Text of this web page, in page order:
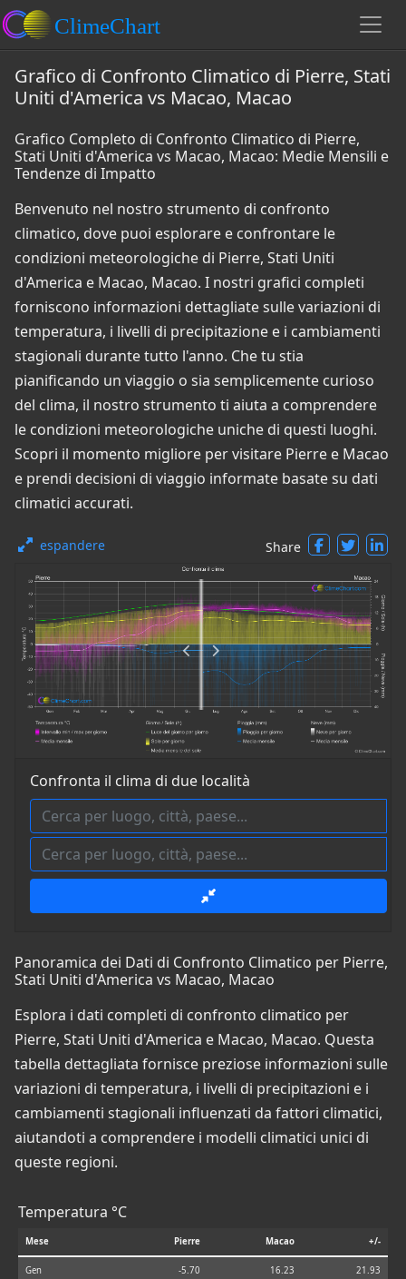
Grafico di Confronto Climatico di Pierre, Stati
Uniti d'America vs Macao, Macao
Grafico Completo di Confronto Climatico di Pierre,
Stati Uniti d'America vs Macao, Macao: Medie Mensili e
Tendenze di Impatto
Benvenuto nel nostro strumento di confronto
climatico, dove puoi esplorare e confrontare le
condizioni meteorologiche di Pierre, Stati Uniti
d'America e Macao, Macao. I nostri grafici completi
forniscono informazioni dettagliate sulle variazioni di
temperatura, i livelli di precipitazione e i cambiamenti
stagionali durante tutto l'anno. Che tu stia
pianificando un viaggio o sia semplicemente curioso
del clima, il nostro strumento ti aiuta a comprendere
le condizioni meteorologiche uniche di questi luoghi.
Scopri il momento migliore per visitare Pierre e Macao
e prendi decisioni di viaggio informate basate su dati
climatici accurati.
espandere Share
Confronta il clima di due località
Panoramica dei Dati di Confronto Climatico per Pierre,
Stati Uniti d'America vs Macao, Macao
Esplora i dati completi di confronto climatico per
Pierre, Stati Uniti d'America e Macao, Macao. Questa
tabella dettagliata fornisce preziose informazioni sulle
variazioni di temperatura, i livelli di precipitazioni e i
cambiamenti stagionali influenzati da fattori climatici,
aiutandoti a comprendere i modelli climatici unici di
queste regioni.
Temperatura °C
Mese Pierre Macao +/-
Gen -5.70 16.23 21.93